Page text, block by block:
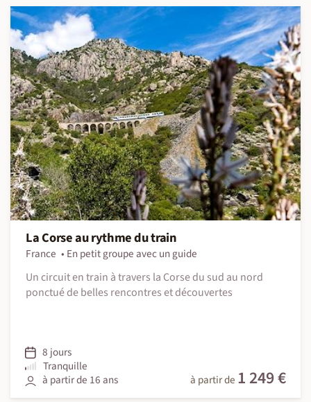
La Corse au rythme du train
France
En petit groupe avec un guide
Un circuit en train à travers la Corse du sud au nord
ponctué de belles rencontres et découvertes
8 jours
Tranquille
à partir de 16 ans
à partir de 1 249 €